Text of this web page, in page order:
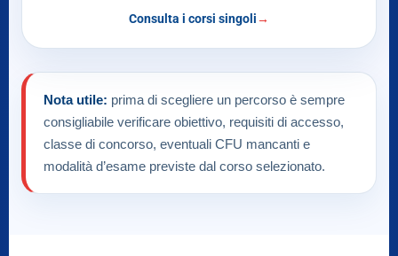
Consulta i corsi singoli
Nota utile: prima di scegliere un percorso è sempre
consigliabile verificare obiettivo, requisiti di accesso,
classe di concorso, eventuali CFU mancanti e
modalità d’esame previste dal corso selezionato.